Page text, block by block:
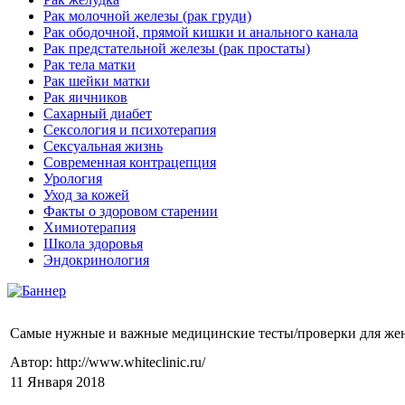
Рак молочной железы (рак груди)
Рак ободочной, прямой кишки и анального канала
Рак предстательной железы (рак простаты)
Рак тела матки
Рак шейки матки
Рак яичников
Сахарный диабет
Сексология и психотерапия
Сексуальная жизнь
Современная контрацепция
Урология
Уход за кожей
Факты о здоровом старении
Химиoтерапия
Школа здоровья
Эндокринология
Самые нужные и важные медицинские тесты/проверки для
Автор: http://www.whiteclinic.ru/
11 Января 2018